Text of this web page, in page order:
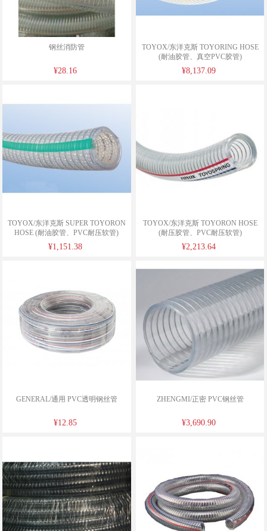
钢丝消防管
¥28.16
TOYOX/东洋克斯 TOYORING HOSE
(耐油胶管、真空PVC胶管)
¥8,137.09
TOYOX/东洋克斯 SUPER TOYORON
HOSE (耐油胶管、PVC耐压软管)
¥1,151.38
TOYOX/东洋克斯 TOYORON HOSE
(耐压胶管、PVC耐压软管)
¥2,213.64
GENERAL/通用 PVC透明钢丝管
¥12.85
ZHENGMI/正密 PVC钢丝管
¥3,690.90